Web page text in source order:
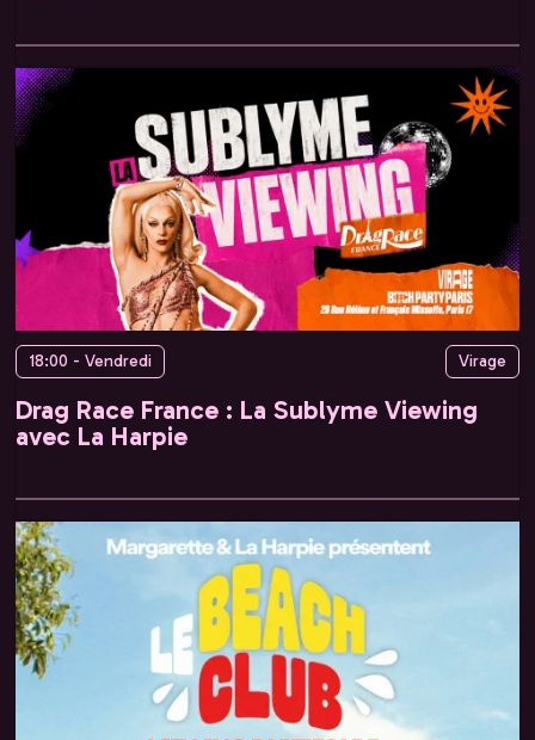
18:00 - Vendredi Virage
Drag Race France : La Sublyme Viewing
avec La Harpie